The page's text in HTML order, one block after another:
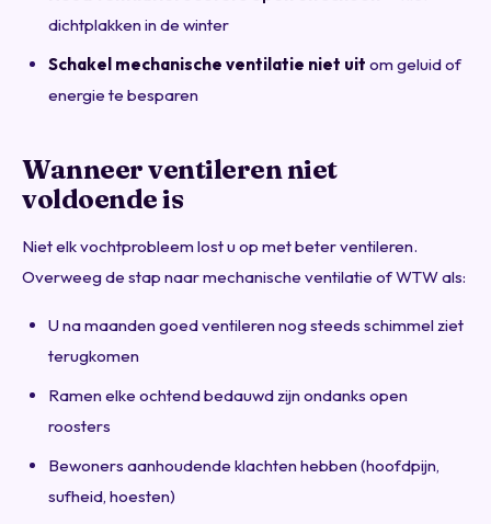
dichtplakken in de winter
Schakel mechanische ventilatie niet uit om geluid of
energie te besparen
Wanneer ventileren niet
voldoende is
Niet elk vochtprobleem lost u op met beter ventileren.
Overweeg de stap naar mechanische ventilatie of WTW als:
U na maanden goed ventileren nog steeds schimmel ziet
terugkomen
Ramen elke ochtend bedauwd zijn ondanks open
roosters
Bewoners aanhoudende klachten hebben (hoofdpijn,
sufheid, hoesten)